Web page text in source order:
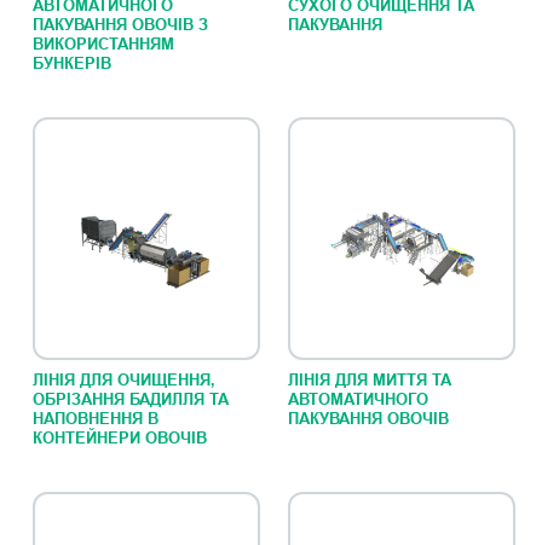
АВТОМАТИЧНОГО
ПАКУВАННЯ ОВОЧІВ З
ВИКОРИСТАННЯМ
БУНКЕРІВ
СУХОГО ОЧИЩЕННЯ ТА
ПАКУВАННЯ
ЛІНІЯ ДЛЯ ОЧИЩЕННЯ,
ОБРІЗАННЯ БАДИЛЛЯ ТА
НАПОВНЕННЯ В
КОНТЕЙНЕРИ ОВОЧІВ
ЛІНІЯ ДЛЯ МИТТЯ ТА
АВТОМАТИЧНОГО
ПАКУВАННЯ ОВОЧІВ